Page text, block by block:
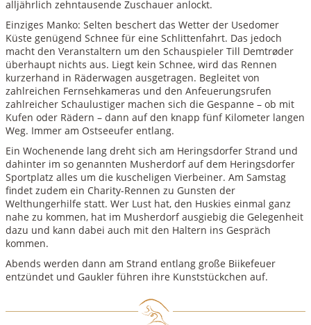
alljährlich zehntausende Zuschauer anlockt.
Einziges Manko: Selten beschert das Wetter der Usedomer
Küste genügend Schnee für eine Schlittenfahrt. Das jedoch
macht den Veranstaltern um den Schauspieler Till Demtrøder
überhaupt nichts aus. Liegt kein Schnee, wird das Rennen
kurzerhand in Räderwagen ausgetragen. Begleitet von
zahlreichen Fernsehkameras und den Anfeuerungsrufen
zahlreicher Schaulustiger machen sich die Gespanne – ob mit
Kufen oder Rädern – dann auf den knapp fünf Kilometer langen
Weg. Immer am Ostseeufer entlang.
Ein Wochenende lang dreht sich am Heringsdorfer Strand und
dahinter im so genannten Musherdorf auf dem Heringsdorfer
Sportplatz alles um die kuscheligen Vierbeiner. Am Samstag
findet zudem ein Charity-Rennen zu Gunsten der
Welthungerhilfe statt. Wer Lust hat, den Huskies einmal ganz
nahe zu kommen, hat im Musherdorf ausgiebig die Gelegenheit
dazu und kann dabei auch mit den Haltern ins Gespräch
kommen.
Abends werden dann am Strand entlang große Biikefeuer
entzündet und Gaukler führen ihre Kunststückchen auf.